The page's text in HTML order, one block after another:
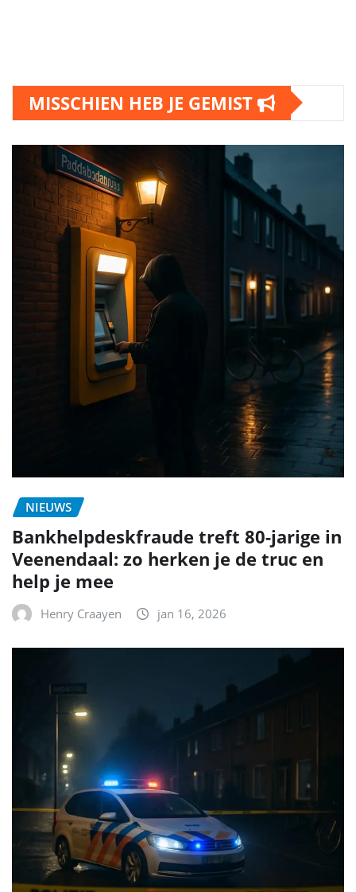
MISSCHIEN HEB JE GEMIST
NIEUWS
Bankhelpdeskfraude treft 80-jarige in
Veenendaal: zo herken je de truc en
help je mee
Henry Craayen jan 16, 2026